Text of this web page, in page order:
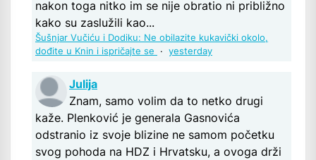
nakon toga nitko im se nije obratio ni približno
kako su zaslužili kao...
Šušnjar Vučiću i Dodiku: Ne obilazite kukavički okolo,
dođite u Knin i ispričajte se
· yesterday
Julija
Znam, samo volim da to netko drugi
kaže. Plenković je generala Gasnovića
odstranio iz svoje blizine ne samom početku
svog pohoda na HDZ i Hrvatsku, a ovoga drži